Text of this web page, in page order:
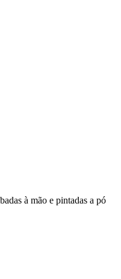
à mão e pintadas a pó